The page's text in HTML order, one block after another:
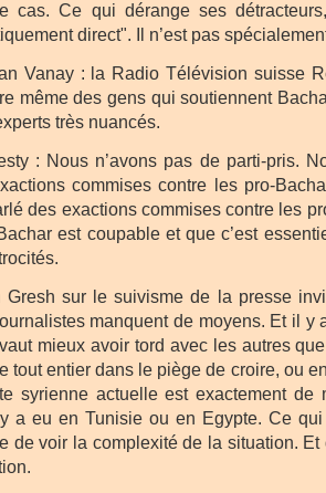
cas. Ce qui dérange ses
direct". Il n’est pas
Vanay : la Radio Télévision suisse
même des gens qui soutiennent
très nuancés.
: Nous n’avons pas de parti-pris.
commises contre les pro-
des exactions commises contre les
est coupable et que c’est
Gresh sur le suivisme de la presse
manquent de moyens. Et il y
mieux avoir tord avec les autres
tout entier dans le piège de croire, ou
syrienne actuelle est exactement de
a eu en Tunisie ou en Egypte. Ce qui
de voir la complexité de la situation. Et